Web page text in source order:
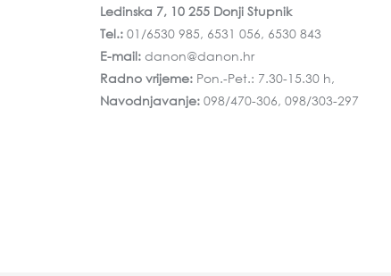
Ledinska 7, 10 255 Donji Stupnik
Tel.: 01/6530 985, 6531 056, 6530 843
E-mail: danon@danon.hr
Radno vrijeme: Pon.-Pet.: 7.30-15.30 h,
Navodnjavanje: 098/470-306, 098/303-297